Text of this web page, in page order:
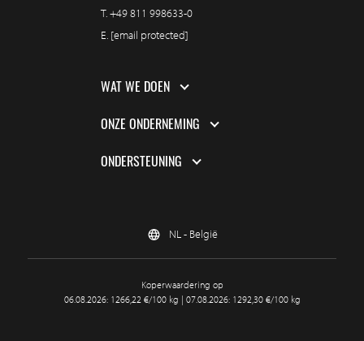
T.+49 811 998633-0
E. [email protected]
WAT WE DOEN
ONZE ONDERNEMING
ONDERSTEUNING
NL - België
Koperwaardering op
06.08.2026: 1266,22 €/100 kg | 07.08.2026: 1292,30 €/100 kg